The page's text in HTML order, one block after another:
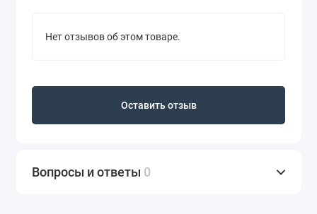
Нет отзывов об этом товаре.
Оставить отзыв
Вопросы и ответы 0